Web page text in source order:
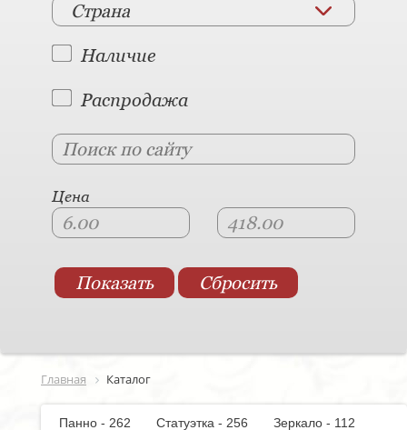
Страна
Наличие
Распродажа
Цена
Главная Каталог
Панно - 262 Статуэтка - 256
Зеркало - 112